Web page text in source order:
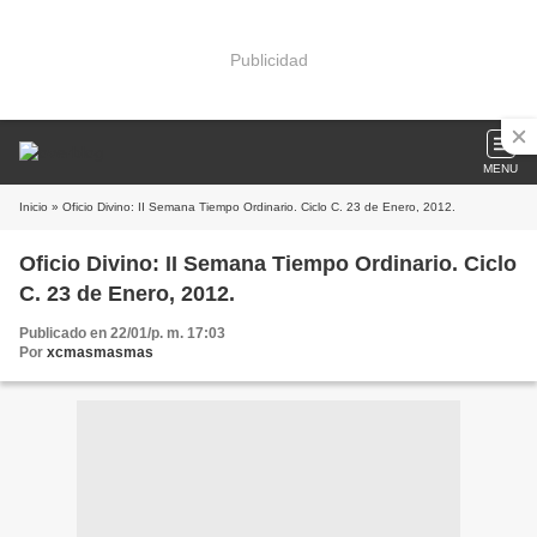
Publicidad
MENU
Inicio » Oficio Divino: II Semana Tiempo Ordinario. Ciclo C. 23 de Enero, 2012.
Oficio Divino: II Semana Tiempo Ordinario. Ciclo
C. 23 de Enero, 2012.
Publicado en 22/01/p. m. 17:03
Por xcmasmasmas